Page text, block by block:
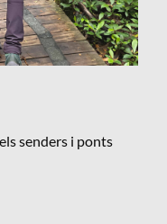
senders i ponts